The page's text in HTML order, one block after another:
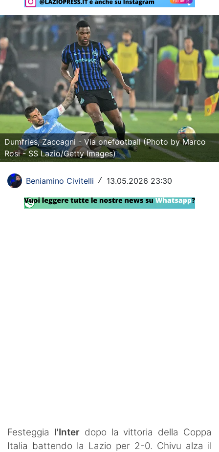
Rassegna Lazio
Social
Calcio
Serie A
Champions League
Europa League
Altri Sport
Formula 1
Tennis
Dumfries, Zaccagni - Via onefootball (Photo by Marco
Rosi - SS Lazio/Getty Images)
Beniamino Civitelli / 13.05.2026 23:30
Festeggia l'Inter dopo la vittoria della Coppa
Italia battendo la Lazio per 2-0. Chivu alza il